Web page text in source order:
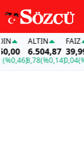
ALTIN
6.504,87
8,78(%0,14)
FAİZ
39,99
0,04